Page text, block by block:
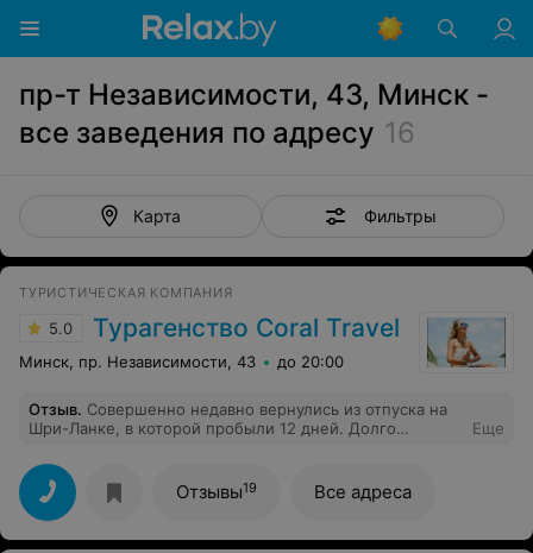
пр-т Независимости, 43, Минск -
все заведения по адресу 16
Карта Фильтры
ТУРИСТИЧЕСКАЯ КОМПАНИЯ
5.0 Турагенство Coral Travel
Минск, пр. Независимости, 43 до 20:00
Отзыв. Совершенно недавно вернулись из отпуска на
Шри-Ланке, в которой пробыли 12 дней. Долго
остановились на Coral Travel. Нам попался отличный и
приятный менеджер Ирина, которая провела с нами
консультацию и благодаря её помощи, мы выбрали
страну для отдыха. Все наши пожелания и капризы
были учтены, и выполнены на 100%. У нас осталась
Еще
Отзывы19 Все адреса